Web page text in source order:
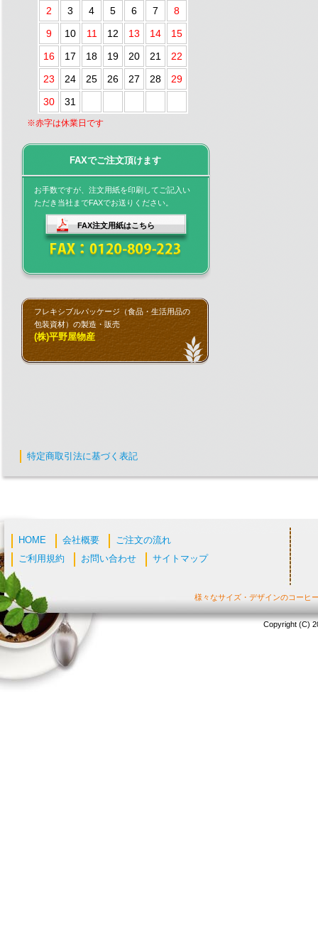
2
3 4 5 6 7
8
9
10 11 12 13 14
15
16
17 18 19 20 21
22
23
24 25 26 27 28
29
30
31
※赤字は休業日です
FAXでご注文頂けます
お手数ですが、注文用紙を印刷してご記入い
ただき当社までFAXでお送りください。
FAX注文用紙はこちら
フレキシブルパッケージ（食品・生活用品の
包装資材）の製造・販売
(株)平野屋物産
特定商取引法に基づく表記
HOME 会社概要
ご注文の流れ
ご利用規約
お問い合わせ サイトマップ
様々なサイズ・デザインのコーヒ
Copyright (C)